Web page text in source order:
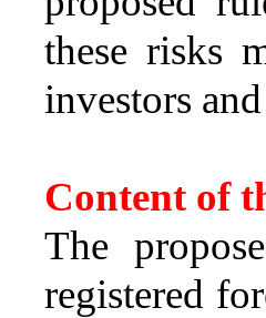
these risks
investors
Content of
The
registered